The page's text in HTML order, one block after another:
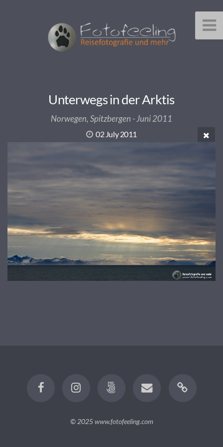
Unterwegs in der Arktis
Norwegen, Spitzbergen - Juni 2011
02 July 2011
© 2025www.fotofeeling.com